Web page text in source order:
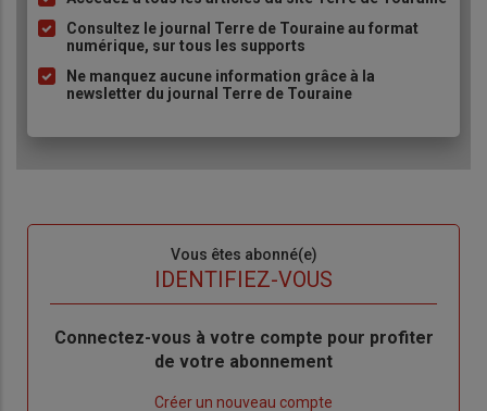
à
puce
Consultez le journal Terre de Touraine au format
numérique, sur tous les supports
Ne manquez aucune information grâce à la
newsletter du journal Terre de Touraine
Vous êtes abonné(e)
IDENTIFIEZ-VOUS
Body
Connectez-vous à votre compte pour profiter
de votre abonnement
Créer un nouveau compte